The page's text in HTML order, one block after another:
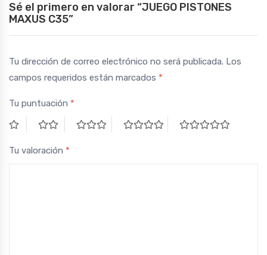
Sé el primero en valorar “JUEGO PISTONES
MAXUS C35”
Tu dirección de correo electrónico no será publicada. Los
campos requeridos están marcados *
Tu puntuación *
Tu valoración *